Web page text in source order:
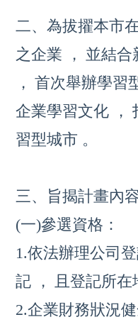
二、為拔擢本市
之企業 ，
並結合
，
首次舉辦學習
企業學習文化 ，
習型城市 。
三、旨揭計畫內
(一)參選資格：
1.依法辦理公司
記 ，
且登記所在
2.企業財務狀況